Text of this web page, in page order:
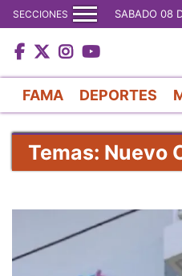
SECCIONES SABADO 08
FAMA DEPORTES
Temas: Nuevo